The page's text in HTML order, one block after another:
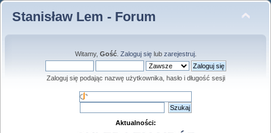
Stanisław Lem - Forum
Witamy, Gość. Zaloguj sięlub zarejestruj.
Zaloguj się podając nazwę użytkownika, hasło i długość sesji
Aktualności: